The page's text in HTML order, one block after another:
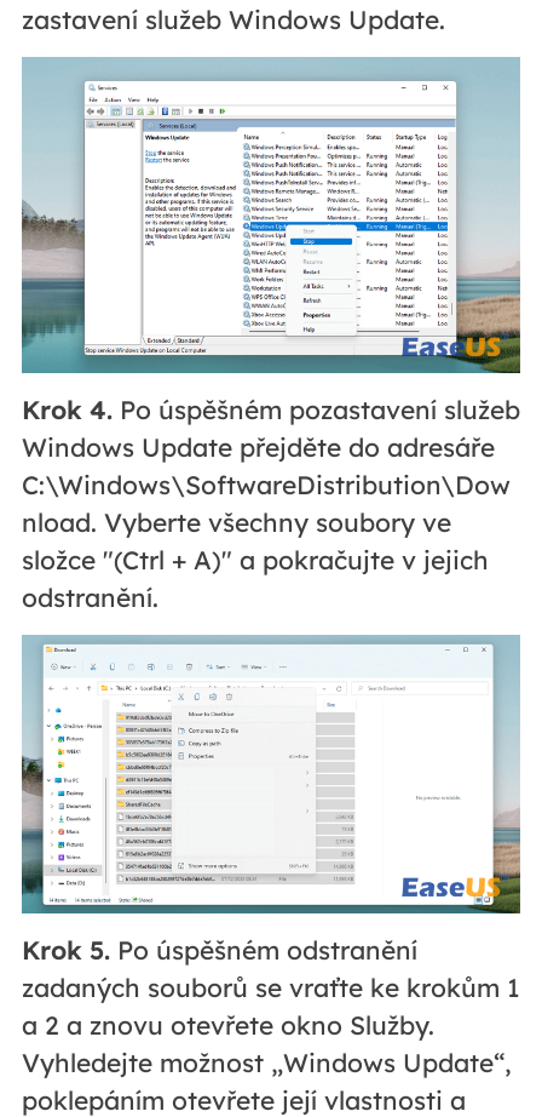
zastavení služeb Windows Update.
Krok 4.Po úspěšném pozastavení služeb
Windows Update přejděte do adresáře
C:\Windows\SoftwareDistribution\Dow
nload. Vyberte všechny soubory ve
složce "(Ctrl + A)" a pokračujte v jejich
odstranění.
Krok 5.Po úspěšném odstranění
zadaných souborů se vraťte ke krokům 1
a 2 a znovu otevřete okno Služby.
Vyhledejte možnost „Windows Update“,
poklepáním otevřete její vlastnosti a